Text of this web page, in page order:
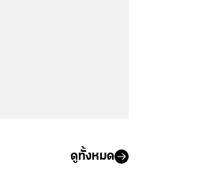
ดูทั้งหมด